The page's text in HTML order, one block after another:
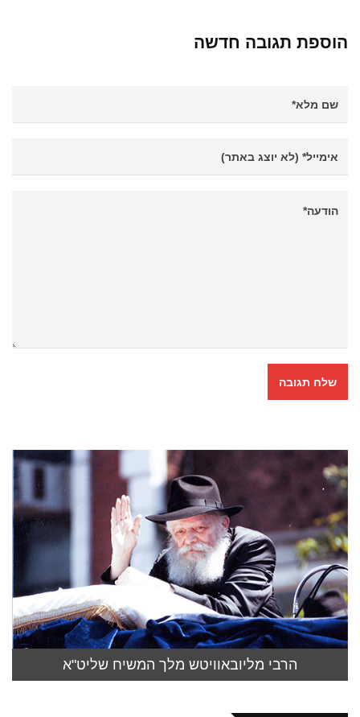
הוספת תגובה חדשה
הרבי מליובאוויטש מלך המשיח שליט"א